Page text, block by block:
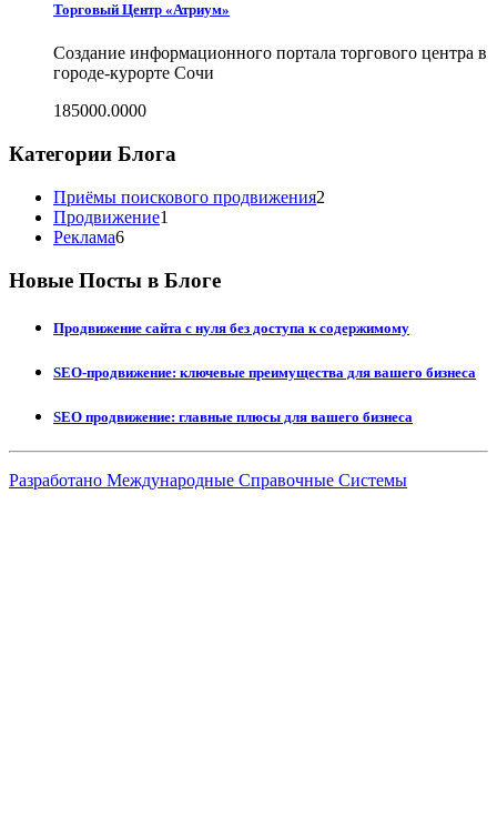
Торговый Центр «Атриум»
Создание информационного портала торгового центра в
городе-курорте Сочи
185000.0000
Категории Блога
Приёмы поискового продвижения2
Продвижение1
Реклама6
Новые Посты в Блоге
Продвижение сайта с нуля без доступа к содержимому
SEO-продвижение: ключевые преимущества для вашего бизнеса
SEO продвижение: главные плюсы для вашего бизнеса
Разработано Международные Справочные Системы